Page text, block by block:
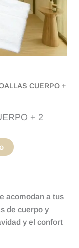
CUERPO +
+ 2
acomodan a tus
de cuerpo y
y el confort